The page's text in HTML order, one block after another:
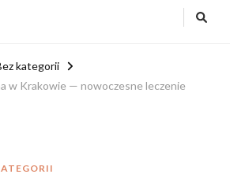
kategorii
w Krakowie — nowoczesne leczenie